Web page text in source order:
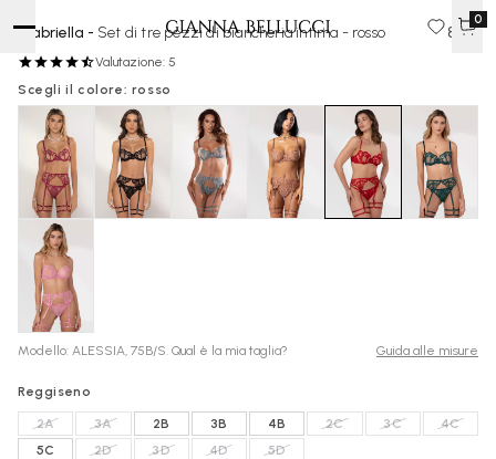
0
Gabriella - Set di tre pezzi di biancheria intima - rosso 80 €
Valutazione: 5
Scegli il colore: rosso
Modello: ALESSIA, 75B/S. Qual è la mia taglia? Guida alle misure
Reggiseno
2A 3A 2B 3B 4B 2C 3C
4C
5C
2D 3D 4D 5D